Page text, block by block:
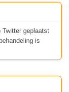
geplaatst
is